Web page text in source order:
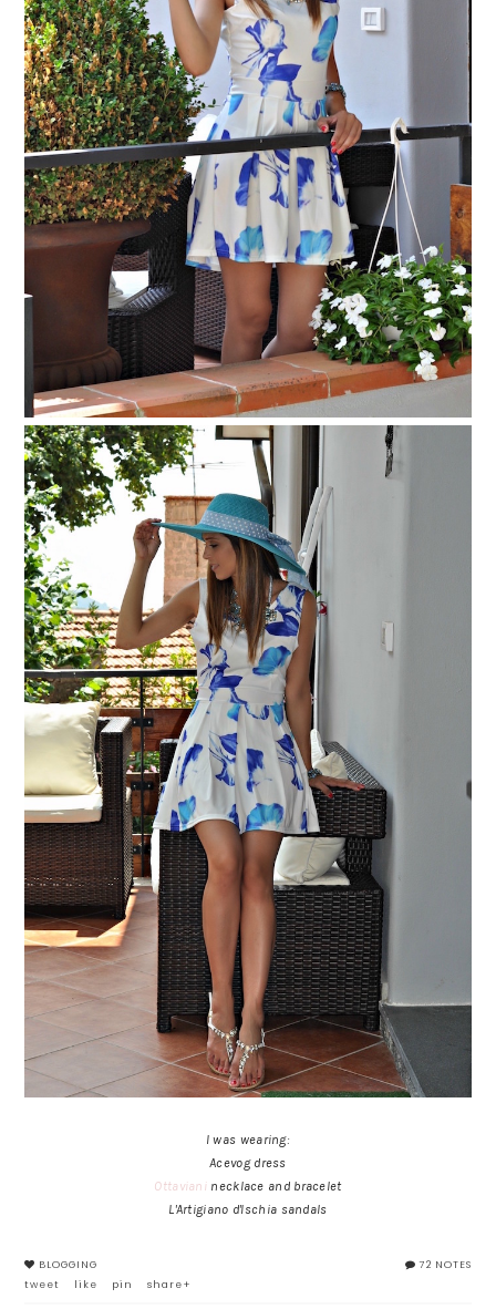
I was wearing:
Acevog dress
Ottaviani necklace and bracelet
L'Artigiano d'Ischia sandals
72 NOTES
BLOGGING
tweet
like pin share+